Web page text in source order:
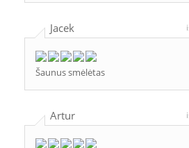
Jacek
Šaunus smėlėtas
Artur